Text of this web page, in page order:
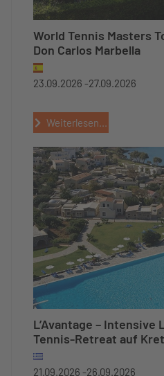
World Tennis Masters
Don Carlos Marbella
23.09.2026 -27.09.2026
Weiterlesen...
L’Avantage – Intensive
Tennis-Retreat auf
21.09.2026 -26.09.2026